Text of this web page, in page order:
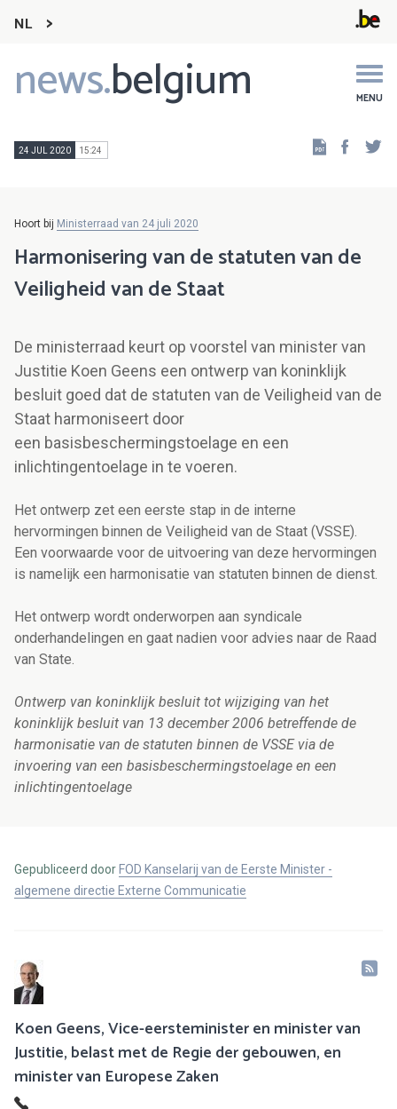
NL
news.belgium MENU
Main
navigation
24 JUL 2020 15:24
Hoort bij Ministerraad van 24 juli 2020
Harmonisering van de statuten van de
Veiligheid van de Staat
De ministerraad keurt op voorstel van minister van
Justitie Koen Geens een ontwerp van koninklijk
besluit goed dat de statuten van de Veiligheid van de
Staat harmoniseert door
een basisbeschermingstoelage en een
inlichtingentoelage in te voeren.
Het ontwerp zet een eerste stap in de interne
hervormingen binnen de Veiligheid van de Staat (VSSE).
Een voorwaarde voor de uitvoering van deze hervormingen
is namelijk een harmonisatie van statuten binnen de dienst.
Het ontwerp wordt onderworpen aan syndicale
onderhandelingen en gaat nadien voor advies naar de Raad
van State.
Ontwerp van koninklijk besluit tot wijziging van het
koninklijk besluit van 13 december 2006 betreffende de
harmonisatie van de statuten binnen de VSSE via de
invoering van een basisbeschermingstoelage en een
inlichtingentoelage
Gepubliceerd door FOD Kanselarij van de Eerste Minister -
algemene directie Externe Communicatie
Koen Geens, Vice-eersteminister en minister van
Justitie, belast met de Regie der gebouwen, en
minister van Europese Zaken